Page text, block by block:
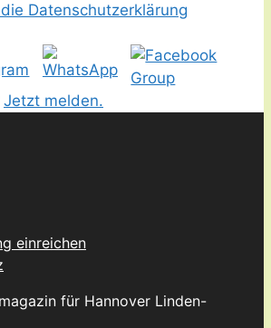
Datenschutzerklärung
Jetzt melden.
einreichen
für Hannover Linden-